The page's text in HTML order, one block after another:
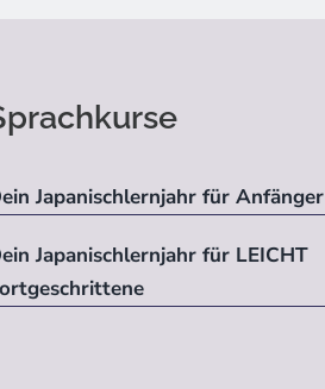
Japanischlernjahr für Anfänger
Japanischlernjahr für LEICHT